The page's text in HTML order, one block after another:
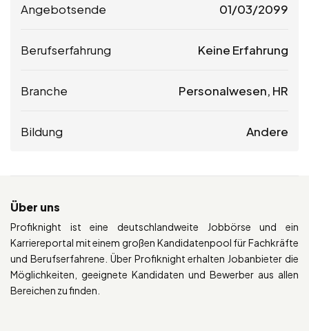
Angebotsende 01/03/2099
Berufserfahrung Keine Erfahrung
Branche Personalwesen, HR
Bildung Andere
Über uns
Profiknight ist eine deutschlandweite Jobbörse und ein
Karriereportal mit einem großen Kandidatenpool für Fachkräfte
und Berufserfahrene. Über Profiknight erhalten Jobanbieter die
Möglichkeiten, geeignete Kandidaten und Bewerber aus allen
Bereichen zu finden.